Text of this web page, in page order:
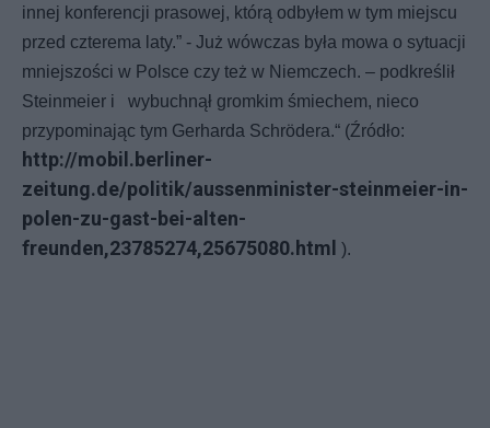
innej konferencji prasowej, którą odbyłem w tym miejscu
przed czterema laty.” - Już wówczas była mowa o sytuacji
mniejszości w Polsce czy też w Niemczech. – podkreślił
Steinmeier i wybuchnął gromkim śmiechem, nieco
przypominając tym Gerharda Schrödera.“ (Źródło:
http://mobil.berliner-
zeitung.de/politik/aussenminister-steinmeier-in-
polen-zu-gast-bei-alten-
freunden,23785274,25675080.html ).